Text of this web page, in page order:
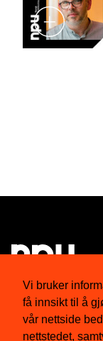
Vi bruker
få innsikt til å
vår nettside
nettstedet,
Om oss